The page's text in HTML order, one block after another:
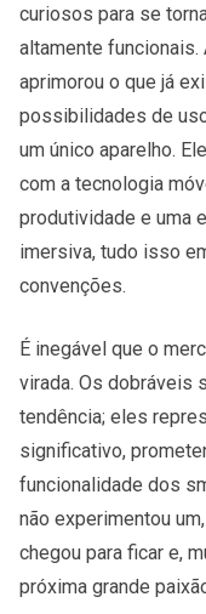
curiosos para se
altamente funcionais.
aprimorou o que já
possibilidades de
um único aparelho.
com a tecnologia
produtividade e uma
imersiva, tudo isso
convenções.
É inegável que o
virada. Os dobráveis
tendência; eles
significativo,
funcionalidade dos
não experimentou
chegou para ficar e,
próxima grande